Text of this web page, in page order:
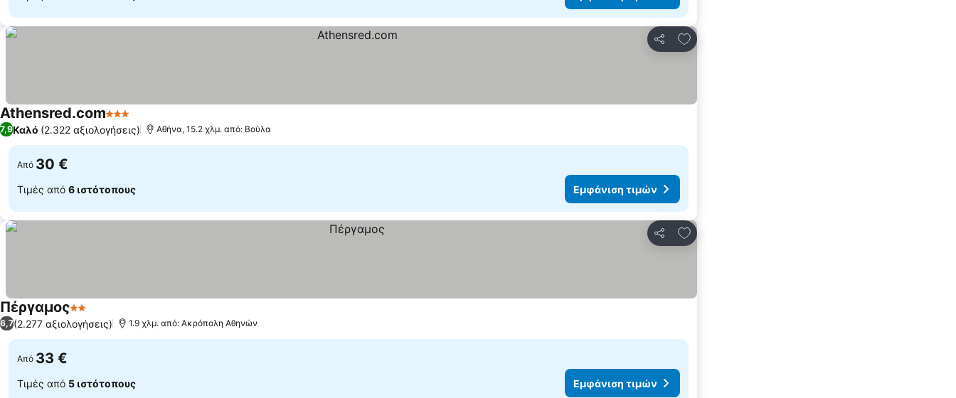
Κοινοποίηση
Προσθήκη στα αγαπημένα
Athensred.com3 ΑστέριαΕμφάνιση τιμών
7,9Καλό (2.322 αξιολογήσεις) Αθήνα, 15.2 χλμ. από: Βούλα
Από 30 €
Τιμές από 6 ιστότοπους Εμφάνιση τιμών
Κοινοποίηση
Προσθήκη στα αγαπημένα
Πέργαμος2 Αστέρια
Εμφάνιση τιμών
6,7(2.277 αξιολογήσεις) 1.9 χλμ. από: Ακρόπολη Αθηνών
Από 33 €
Τιμές από 5 ιστότοπους Εμφάνιση τιμών